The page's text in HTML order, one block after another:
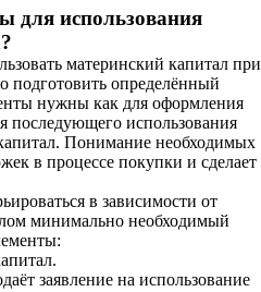
для использования
материнский капитал при
подготовить определённый
нужны как для оформления
последующего использования
Понимание необходимых
в процессе покупки и сделает
в зависимости от
минимально необходимый
заявление на использование